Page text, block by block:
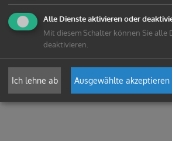
NÄHERE
Alle Dienste aktivieren oder
Mit diesem Schalter können Sie alle
deaktivieren.
Ich lehne ab Ausgewählte akzeptieren